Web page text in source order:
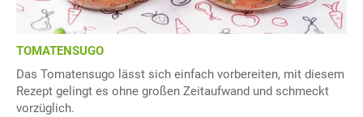
TOMATENSUGO
Das Tomatensugo lässt sich einfach vorbereiten, mit diesem
Rezept gelingt es ohne großen Zeitaufwand und schmeckt
vorzüglich.